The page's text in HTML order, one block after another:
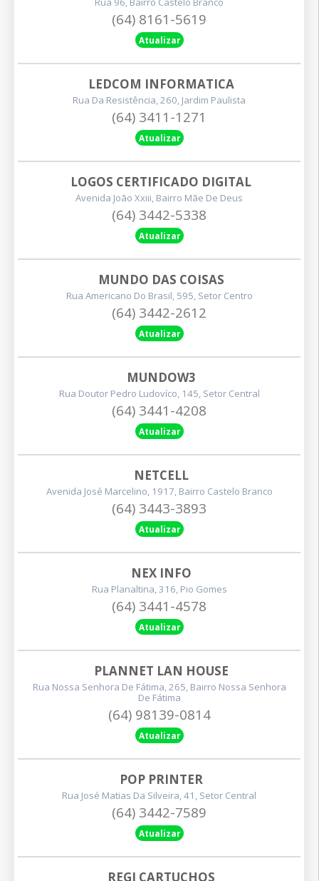
(64) 8161-5619
Atualizar
LEDCOM INFORMATICA
Rua Da Resistência, 260, Jardim Paulista
(64) 3411-1271
Atualizar
LOGOS CERTIFICADO DIGITAL
Avenida João Xxiii, Bairro Mãe De Deus
(64) 3442-5338
Atualizar
MUNDO DAS COISAS
Rua Americano Do Brasil, 595, Setor Centro
(64) 3442-2612
Atualizar
MUNDOW3
Rua Doutor Pedro Ludovíco, 145, Setor Central
(64) 3441-4208
Atualizar
NETCELL
Avenida José Marcelino, 1917, Bairro Castelo Branco
(64) 3443-3893
Atualizar
NEX INFO
Rua Planaltina, 316, Pio Gomes
(64) 3441-4578
Atualizar
PLANNET LAN HOUSE
Rua Nossa Senhora De Fátima, 265, Bairro Nossa Senhora
De Fátima
(64) 98139-0814
Atualizar
POP PRINTER
Rua José Matias Da Silveira, 41, Setor Central
(64) 3442-7589
Atualizar
REGI CARTUCHOS